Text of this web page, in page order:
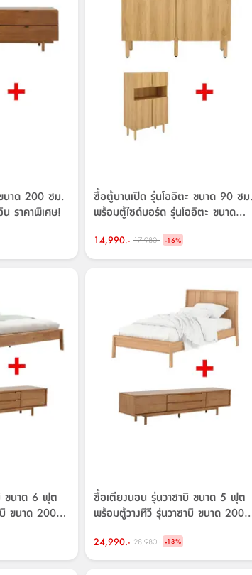
นาด 200 ซม.
ราคาพิเศษ!
ซื้อตู้บานเปิด รุ่นโออิตะ ขนาด 90 ซม.
พร้อมตู้ไซด์บอร์ด รุ่นโออิตะ ขนาด
14,990.- 17,980.- -16%
ขนาด 6 ฟุต
ขนาด 200
ซื้อเตียงนอน รุ่นวาซาบิ ขนาด 5 ฟุต
พร้อมตู้วางทีวี รุ่นวาซาบิ ขนาด 200
24,990.- 28,980.- -13%